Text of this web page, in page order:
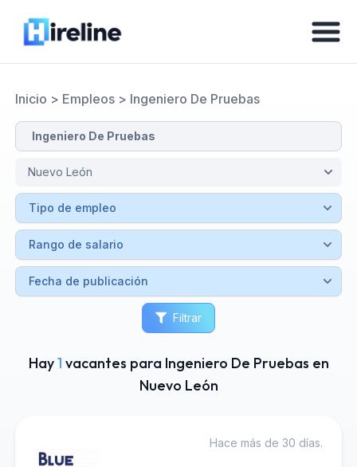
Inicio > Empleos> Ingeniero De Pruebas
Filtrar
Hay1 vacantes para Ingeniero De Pruebas en
Nuevo León
Hace más de 30 días.